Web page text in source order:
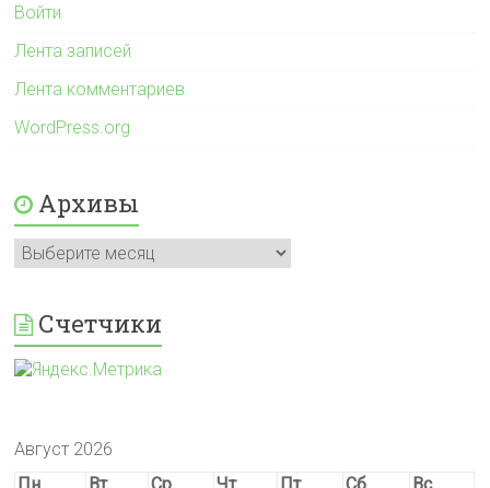
Войти
Лента записей
Лента комментариев
WordPress.org
Архивы
Архивы
Счетчики
Август 2026
Пн
Вт Ср Чт Пт Сб Вс